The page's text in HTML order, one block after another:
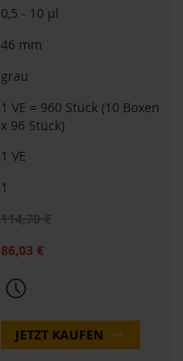
0,5 - 10 µl
46 mm
grau
1 VE = 960 Stück (10 Boxen
x 96 Stück)
1 VE
1
114,70 €
86,03 €
JETZT KAUFEN